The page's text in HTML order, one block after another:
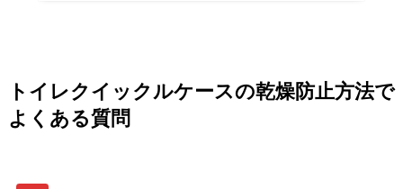
トイレクイックルケースの乾燥防止方法で
よくある質問